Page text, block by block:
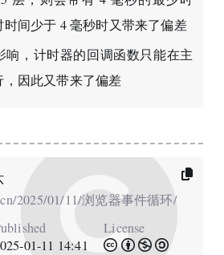
间少于 4 毫秒时又带来了偏差
响，计时器的回调函数只能在主
因此又带来了偏差
2025/01/11/浏览器事件循环/
01-11 14:41
License